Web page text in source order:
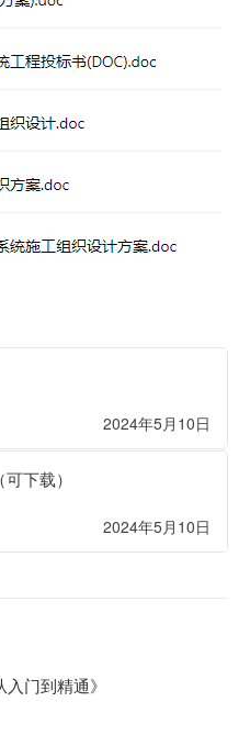
2024年5月10日
下载）
2024年5月10日
门到精通》